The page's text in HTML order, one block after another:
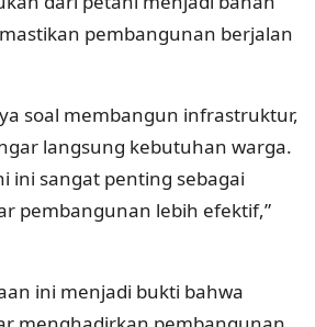
pembangunan berjalan
soal membangun infrastruktur,
langsung kebutuhan warga.
ini sangat penting sebagai
pembangunan lebih efektif,”
ini menjadi bukti bahwa